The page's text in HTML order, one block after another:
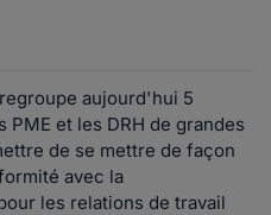
aujourd'hui 5
et les DRH de grandes
de se mettre de façon
avec la
les relations de travail